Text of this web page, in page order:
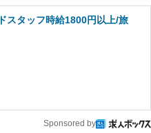
スタッフ時給1800円以上/旅
Sponsored by